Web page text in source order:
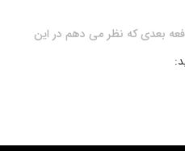
بعدی که نظر می دهم در این